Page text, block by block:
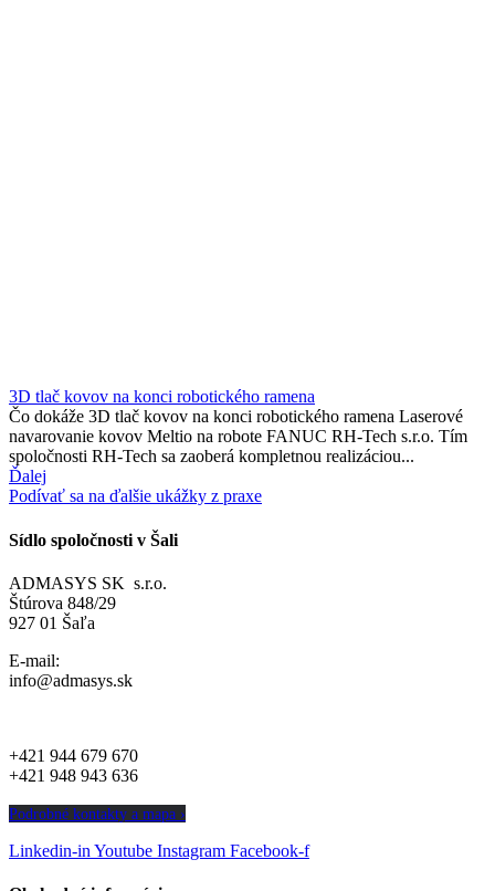
3D tlač kovov na konci robotického ramena
Čo dokáže 3D tlač kovov na konci robotického ramena Laserové
navarovanie kovov Meltio na robote FANUC RH-Tech s.r.o. Tím
spoločnosti RH-Tech sa zaoberá kompletnou realizáciou...
Ďalej
Podívať sa na ďalšie ukážky z praxe
Sídlo spoločnosti v Šali
ADMASYS SK s.r.o.
Štúrova 848/29
927 01 Šaľa
E-mail:
info@admasys.sk
+421 944 679 670
+421 948 943 636
Podrobné kontakty a mapa ›
Linkedin-in Youtube Instagram Facebook-f